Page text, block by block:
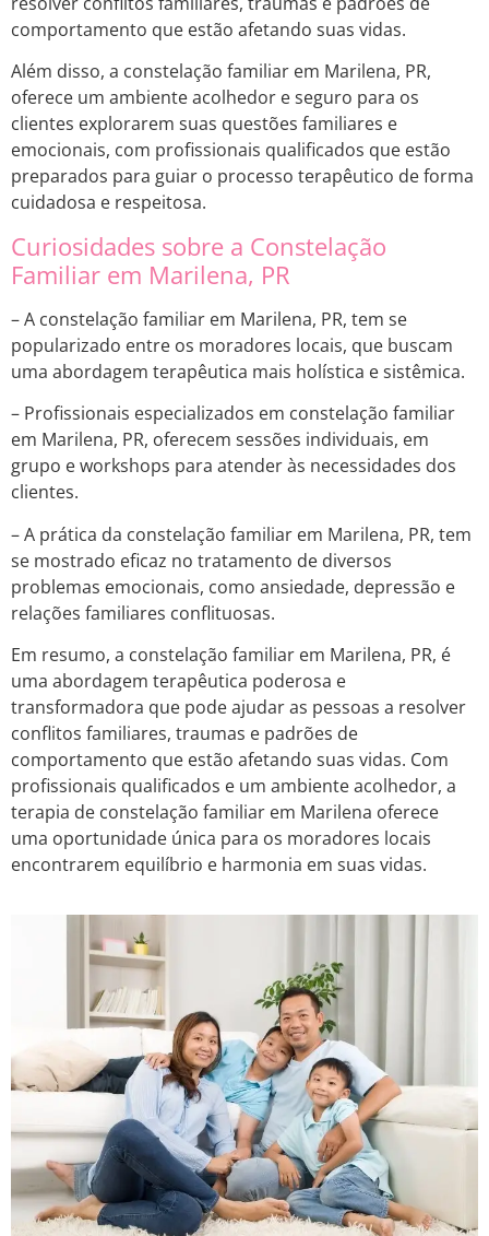
comportamento que estão afetando suas vidas.
Além disso, a constelação familiar em Marilena, PR,
oferece um ambiente acolhedor e seguro para os
clientes explorarem suas questões familiares e
emocionais, com profissionais qualificados que estão
preparados para guiar o processo terapêutico de forma
cuidadosa e respeitosa.
Curiosidades sobre a Constelação
Familiar em Marilena, PR
– A constelação familiar em Marilena, PR, tem se
popularizado entre os moradores locais, que buscam
uma abordagem terapêutica mais holística e sistêmica.
– Profissionais especializados em constelação familiar
em Marilena, PR, oferecem sessões individuais, em
grupo e workshops para atender às necessidades dos
clientes.
– A prática da constelação familiar em Marilena, PR, tem
se mostrado eficaz no tratamento de diversos
problemas emocionais, como ansiedade, depressão e
relações familiares conflituosas.
Em resumo, a constelação familiar em Marilena, PR, é
uma abordagem terapêutica poderosa e
transformadora que pode ajudar as pessoas a resolver
conflitos familiares, traumas e padrões de
comportamento que estão afetando suas vidas. Com
profissionais qualificados e um ambiente acolhedor, a
terapia de constelação familiar em Marilena oferece
uma oportunidade única para os moradores locais
encontrarem equilíbrio e harmonia em suas vidas.